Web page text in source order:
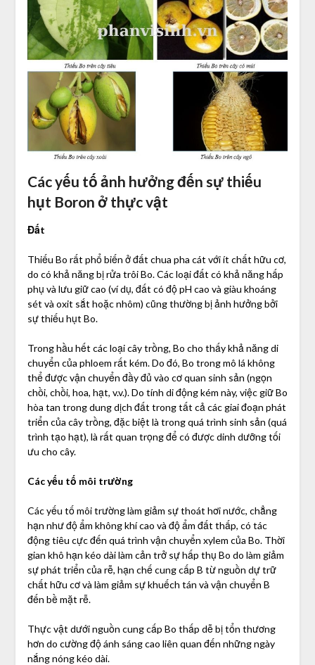
Các yếu tố ảnh hưởng đến sự thiếu
hụt Boron ở thực vật
Đất
Thiếu Bo rất phổ biến ở đất chua pha cát với ít chất hữu cơ,
do có khả năng bị rửa trôi Bo. Các loại đất có khả năng hấp
phụ và lưu giữ cao (ví dụ, đất có độ pH cao và giàu khoáng
sét và oxit sắt hoặc nhôm) cũng thường bị ảnh hưởng bởi
sự thiếu hụt Bo.
Trong hầu hết các loại cây trồng, Bo cho thấy khả năng di
chuyển của phloem rất kém. Do đó, Bo trong mô lá không
thể được vận chuyển đầy đủ vào cơ quan sinh sản (ngọn
chồi, chồi, hoa, hạt, v.v.). Do tính di động kém này, việc giữ Bo
hòa tan trong dung dịch đất trong tất cả các giai đoạn phát
triển của cây trồng, đặc biệt là trong quá trình sinh sản (quá
trình tạo hạt), là rất quan trọng để có được dinh dưỡng tối
ưu cho cây.
Các yếu tố môi trường
Các yếu tố môi trường làm giảm sự thoát hơi nước, chẳng
hạn như độ ẩm không khí cao và độ ẩm đất thấp, có tác
động tiêu cực đến quá trình vận chuyển xylem của Bo. Thời
gian khô hạn kéo dài làm cản trở sự hấp thụ Bo do làm giảm
sự phát triển của rễ, hạn chế cung cấp B từ nguồn dự trữ
chất hữu cơ và làm giảm sự khuếch tán và vận chuyển B
đến bề mặt rễ.
Thực vật dưới nguồn cung cấp Bo thấp dễ bị tổn thương
hơn do cường độ ánh sáng cao liên quan đến những ngày
nắng nóng kéo dài.